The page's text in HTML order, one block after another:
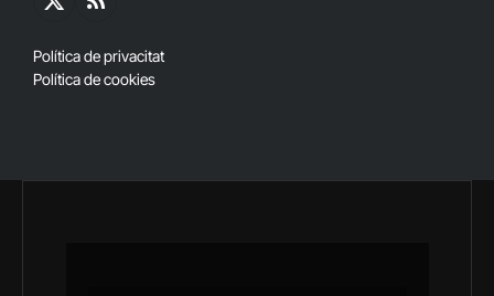
X
RSS
Política de privacitat
Política de cookies